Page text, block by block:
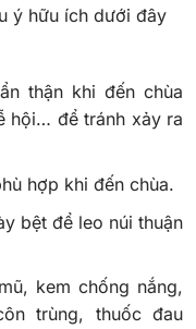
ý hữu ích dưới đây
thận khi đến chùa
hội… để tránh xảy ra
hợp khi đến chùa.
bệt để leo núi thuận
kem chống nắng,
trùng, thuốc đau